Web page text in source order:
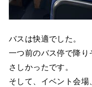
バスは快適でした。
一つ前のバス停で降
さしかったです。
そして、イベント会場